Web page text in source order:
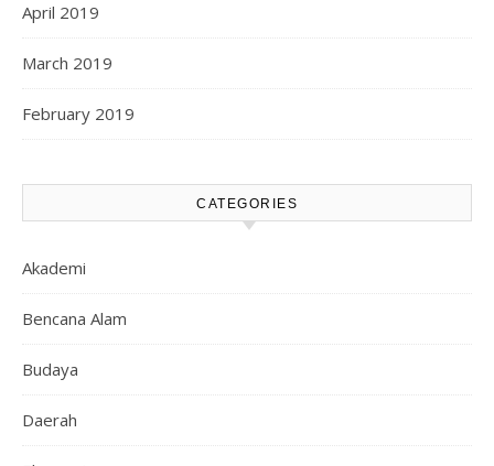
April 2019
March 2019
February 2019
CATEGORIES
Akademi
Bencana Alam
Budaya
Daerah